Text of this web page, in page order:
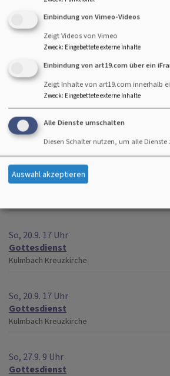
Ev.-luth. Johanneskirche- Burghaig
So, 20.9. 11 Uhr
Gottesdienst
Dekan Friedrich Hohenberger
Kulmbach
So, 20.9. 17 Uhr
Gottesdienst
Kulmbach Gemeinschaft i.d. Kirche
So, 20.9. 17 Uhr
Gottesdienst
So, 20.9. 17 Uhr
Gottesdienst
Kulmbach Kreuzkirche
So, 20.9. 17 Uhr
Gottesdienst
Kulmbach Kreuzkirche
So, 27.9. 9 Uhr
Gottesdienst
Einbindung von Vimeo-Videos
Zeigt Videos von Vimeo
Zweck: Eingebettete externe Inhalte
Einbindung von art19.com über ein
Zeigt Inhalte von art19.com innerhalb
Zweck: Eingebettete externe Inhalte
Alle Dienste umschalten
Diesen Schalter nutzen, um alle
Auswahl akzeptieren